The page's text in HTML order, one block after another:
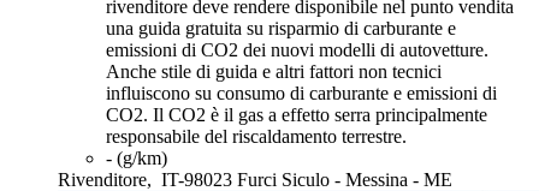
rivenditore deve rendere disponibile nel punto vendita
una guida gratuita su risparmio di carburante e
emissioni di CO2 dei nuovi modelli di autovetture.
Anche stile di guida e altri fattori non tecnici
influiscono su consumo di carburante e emissioni di
CO2. Il CO2 è il gas a effetto serra principalmente
responsabile del riscaldamento terrestre.
- (g/km)
Rivenditore, IT-98023 Furci Siculo - Messina - ME